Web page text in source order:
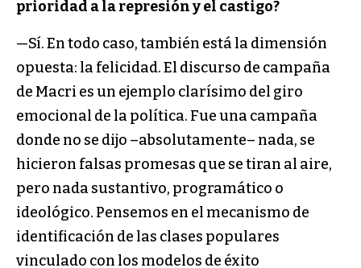
prioridad a la represión y el castigo?
—Sí. En todo caso, también está la dimensión
opuesta: la felicidad. El discurso de campaña
de Macri es un ejemplo clarísimo del giro
emocional de la política. Fue una campaña
donde no se dijo –absolutamente– nada, se
hicieron falsas promesas que se tiran al aire,
pero nada sustantivo, programático o
ideológico. Pensemos en el mecanismo de
identificación de las clases populares
vinculado con los modelos de éxito